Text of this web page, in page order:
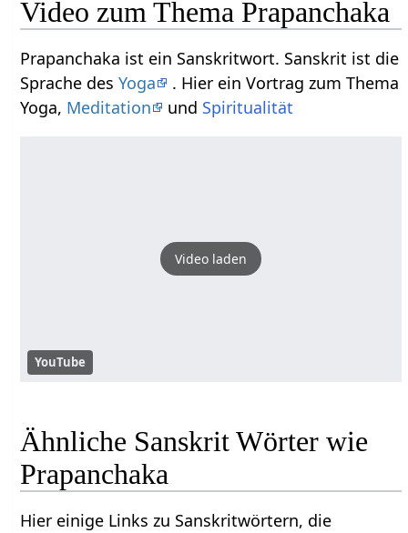
Video zum Thema Prapanchaka
Prapanchaka ist ein Sanskritwort. Sanskrit ist die
Sprache desYoga
. Hier ein Vortrag zum Thema
Yoga, Meditation und Spiritualität
Video laden
YouTube
Ähnliche Sanskrit Wörter wie
Prapanchaka
Hier einige Links zu Sanskritwörtern, die